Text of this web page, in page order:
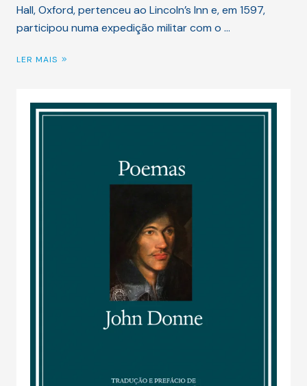
Hall, Oxford, pertenceu ao Lincoln’s Inn e, em 1597,
participou numa expedição militar com o …
LER MAIS